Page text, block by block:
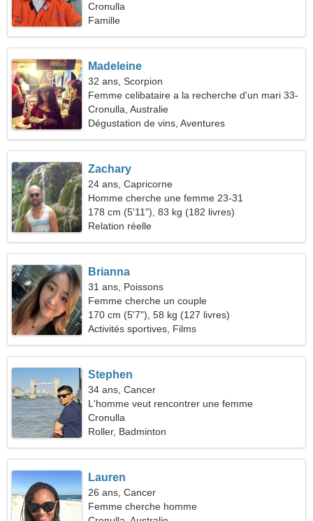
56
Cronulla
Famille
Madeleine
32 ans, Scorpion
Femme celibataire a la recherche d'un mari 33-
43
Cronulla, Australie
Dégustation de vins, Aventures
Zachary
24 ans, Capricorne
Homme cherche une femme 23-31
178 cm (5'11"), 83 kg (182 livres)
Relation réelle
Brianna
31 ans, Poissons
Femme cherche un couple
170 cm (5'7"), 58 kg (127 livres)
Activités sportives, Films
Stephen
34 ans, Cancer
L'homme veut rencontrer une femme
Cronulla
Roller, Badminton
Lauren
26 ans, Cancer
Femme cherche homme